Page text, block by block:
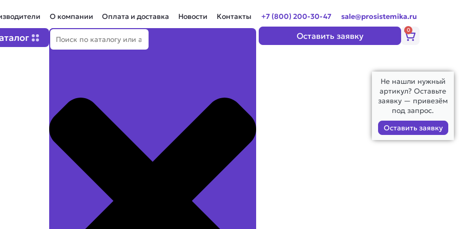
О компании Оплата и доставка Новости Контакты
Поиск
Open Каталог
+7 (800) 200-30-47 sale@prosistemika.ru
Оставить заявку
0
Корзина
Не нашли нужный
артикул? Оставьте
заявку — привезём
под запрос.
Оставить заявку